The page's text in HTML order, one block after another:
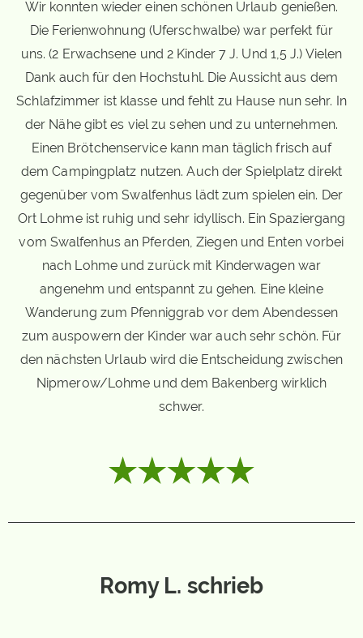
Wir konnten wieder einen schönen Urlaub genießen.
Die Ferienwohnung (Uferschwalbe) war perfekt für
uns. (2 Erwachsene und 2 Kinder 7 J. Und 1,5 J.) Vielen
Dank auch für den Hochstuhl. Die Aussicht aus dem
Schlafzimmer ist klasse und fehlt zu Hause nun sehr. In
der Nähe gibt es viel zu sehen und zu unternehmen.
Einen Brötchenservice kann man täglich frisch auf
dem Campingplatz nutzen. Auch der Spielplatz direkt
gegenüber vom Swalfenhus lädt zum spielen ein. Der
Ort Lohme ist ruhig und sehr idyllisch. Ein Spaziergang
vom Swalfenhus an Pferden, Ziegen und Enten vorbei
nach Lohme und zurück mit Kinderwagen war
angenehm und entspannt zu gehen. Eine kleine
Wanderung zum Pfenniggrab vor dem Abendessen
zum auspowern der Kinder war auch sehr schön. Für
den nächsten Urlaub wird die Entscheidung zwischen
Nipmerow/Lohme und dem Bakenberg wirklich
schwer.
Romy L. schrieb